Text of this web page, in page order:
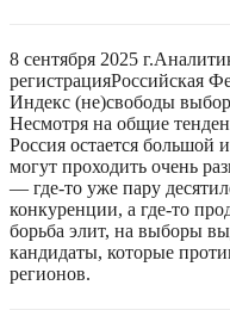
8 сентября 2025 г.
регистрацияРоссийская
Индекс (не)свободы
Несмотря на общие
Россия остается большой
могут проходить очень
— где-то уже пару
конкуренции, а где-то
борьба элит, на выборы
кандидаты, которые
регионов.